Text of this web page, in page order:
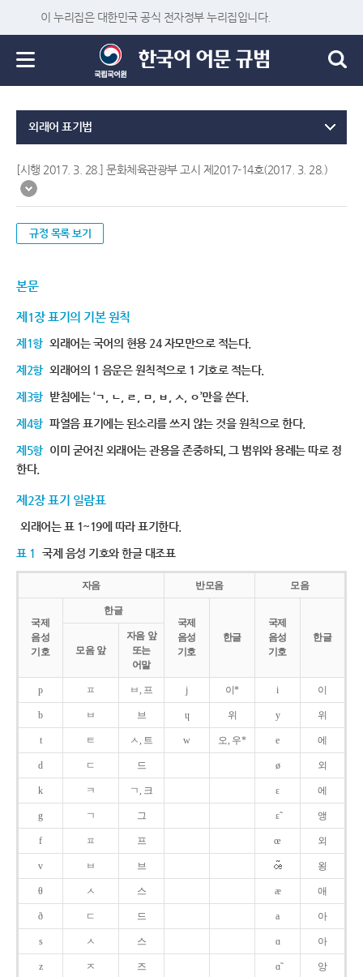
이 누리집은 대한민국 공식 전자정부 누리집입니다.
외래어 표기법
[시행 2017. 3. 28.] 문화체육관광부 고시 제2017-14호(2017. 3. 28.)
규정 목록 보기
본문
제1장 표기의 기본 원칙
제1항 외래어는 국어의 현용 24 자모만으로 적는다.
제2항 외래어의 1 음운은 원칙적으로 1 기호로 적는다.
제3항 받침에는 ‘ㄱ, ㄴ, ㄹ, ㅁ, ㅂ, ㅅ, ㅇ’만을 쓴다.
제4항 파열음 표기에는 된소리를 쓰지 않는 것을 원칙으로 한다.
제5항 이미 굳어진 외래어는 관용을 존중하되, 그 범위와 용례는 따로 정
한다.
제2장 표기 일람표
외래어는 표 1~19에 따라 표기한다.
표 1 국제 음성 기호와 한글 대조표
자음 반모음 모음
국제
음성
기호
한글
국제
음성
기호
한글
국제
음성
기호
한글
모음 앞
자음 앞
또는
어말
p ㅍ ㅂ, 프 j 이* i 이
b ㅂ 브 ɥ 위 y 위
t ㅌ ㅅ, 트 w 오, 우* e 에
d ㄷ 드 ø 외
k ㅋ ㄱ, 크 ɛ 에
g ㄱ 그 ɛ̃ 앵
f ㅍ 프 œ 외
v ㅂ 브 욍
θ ㅅ 스 æ 애
ð ㄷ 드 a 아
s ㅅ 스 ɑ 아
z ㅈ 즈 ɑ̃ 앙